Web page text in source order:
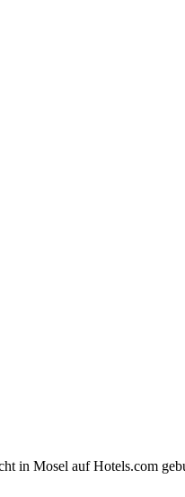
in Mosel auf Hotels.com